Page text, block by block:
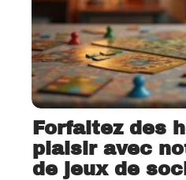
Forfaitez des
plaisir avec
de jeux de